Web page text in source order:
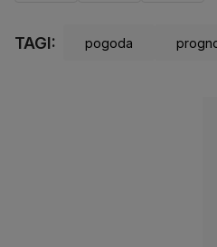
TAGI: pogoda